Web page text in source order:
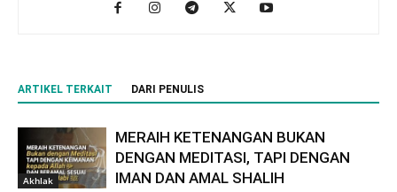
ARTIKEL TERKAIT DARI PENULIS
Akhlak
MERAIH KETENANGAN BUKAN
DENGAN MEDITASI, TAPI DENGAN
IMAN DAN AMAL SHALIH